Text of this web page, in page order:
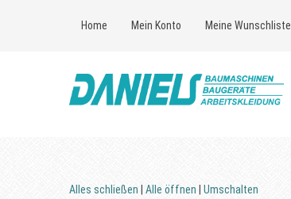
Home Mein Konto Meine Wunschliste
Alles schließen Alle öffnen Umschalten